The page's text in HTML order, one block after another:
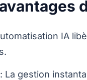
IA
La gestion